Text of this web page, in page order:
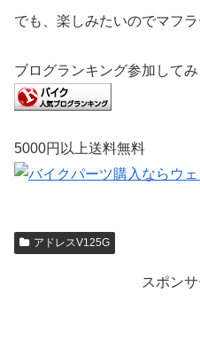
でも、楽しみたいのでマフ
ブログランキング参加して
5000円以上送料無料
アドレスV125G
スポン